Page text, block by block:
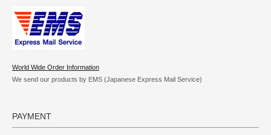
World Wide Order Information
We send our products by EMS (Japanese Express Mail Service)
PAYMENT